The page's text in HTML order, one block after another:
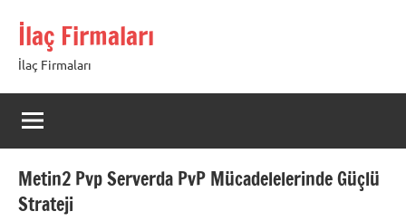
İlaç Firmaları
İlaç Firmaları
Metin2 Pvp Serverda PvP Mücadelelerinde Güçlü
Strateji